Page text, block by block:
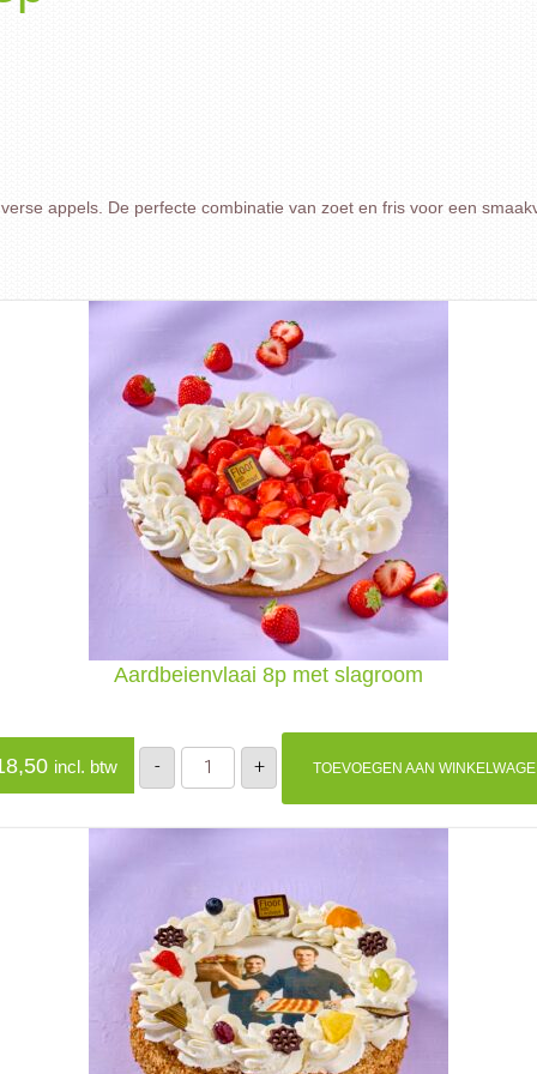
appels. De perfecte combinatie van zoet en fris voor een
Aardbeienvlaai 8p met slagroom
incl. btw -
Aardbeienvlaai
met
+ TOEVOEGEN AAN